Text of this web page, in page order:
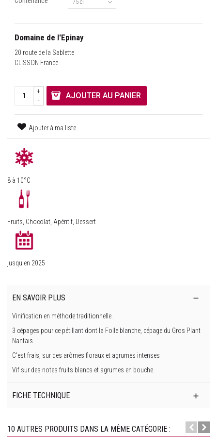
75 cl
Domaine de l'Epinay
20 route de la Sablette
CLISSON France
-
+ AJOUTER AU PANIER
Ajouter à ma liste
8 à 10°C
Fruits, Chocolat, Apéritif, Dessert
jusqu'en 2025
EN SAVOIR PLUS
Vinification en méthode traditionnelle.
3 cépages pour ce pétillant dont la Folle blanche, cépage du Gros Plant
Nantais
C'est frais, sur des arômes floraux et agrumes intenses
Vif sur des notes fruits blancs et agrumes en bouche.
FICHE TECHNIQUE
10 AUTRES PRODUITS DANS LA MÊME CATÉGORIE :